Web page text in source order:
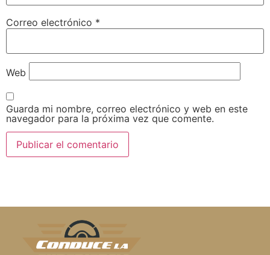
Correo electrónico *
Web
Guarda mi nombre, correo electrónico y web en este
navegador para la próxima vez que comente.